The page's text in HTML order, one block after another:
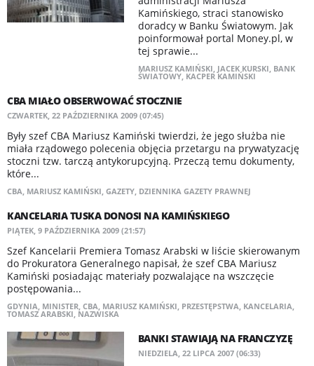
Kamińskiego, straci stanowisko
doradcy w Banku Światowym. Jak
poinformował portal Money.pl, w
tej sprawie...
MARIUSZ KAMIŃSKI, JACEK KURSKI, BANK
ŚWIATOWY, KACPER KAMIŃSKI
CBA MIAŁO OBSERWOWAĆ STOCZNIE
CZWARTEK, 22 PAŹDZIERNIKA 2009 (07:45)
Były szef CBA Mariusz Kamiński twierdzi, że jego służba nie
miała rządowego polecenia objęcia przetargu na prywatyzację
stoczni tzw. tarczą antykorupcyjną. Przeczą temu dokumenty,
które...
CBA, MARIUSZ KAMIŃSKI, GAZETY, DZIENNIKA GAZETY PRAWNEJ
KANCELARIA TUSKA DONOSI NA KAMIŃSKIEGO
PIĄTEK, 9 PAŹDZIERNIKA 2009 (21:57)
Szef Kancelarii Premiera Tomasz Arabski w liście skierowanym
do Prokuratora Generalnego napisał, że szef CBA Mariusz
Kamiński posiadając materiały pozwalające na wszczęcie
postępowania...
GDYNIA, MINISTER, CBA, MARIUSZ KAMIŃSKI, PRZESTĘPSTWA, KANCELARIA,
TOMASZ ARABSKI, NAZWISKA
BANKI STAWIAJĄ NA FRANCZYZĘ
NIEDZIELA, 22 LIPCA 2007 (06:33)